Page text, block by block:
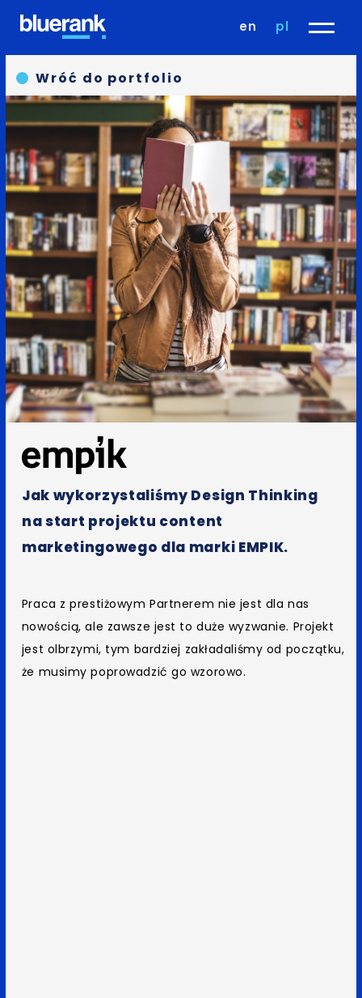
en pl
Wróć do portfolio
Jak wykorzystaliśmy Design Thinking
na start projektu content
marketingowego dla marki EMPIK.
Praca z prestiżowym Partnerem nie jest dla nas
nowością, ale zawsze jest to duże wyzwanie. Projekt
jest olbrzymi, tym bardziej zakładaliśmy od początku,
że musimy poprowadzić go wzorowo.